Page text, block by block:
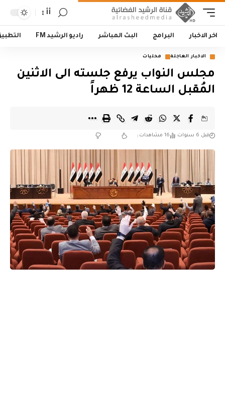
أأ
اخر الاخبار البرامج البث المباشر راديو الرشيد FM
الاخبار العاجلة محليات
مجلس النواب يرفع جلسته الى الاثنين
المُقبل الساعة 12 ظهراً
قبل 6 سنوات 16 مشاهدات